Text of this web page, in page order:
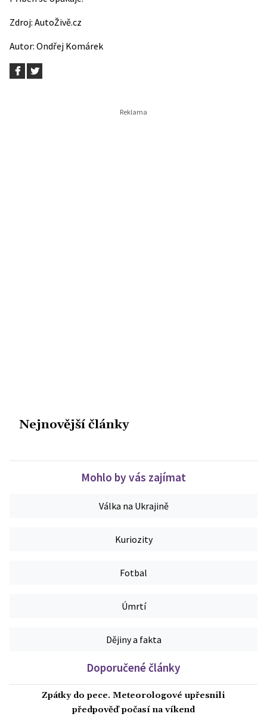
Zdroj: AutoŽivě.cz
Autor: Ondřej Komárek
Nejnovější články
Mohlo by vás zajímat
Válka na Ukrajině
Kuriozity
Fotbal
Úmrtí
Dějiny a fakta
Doporučené články
Zpátky do pece. Meteorologové upřesnili
předpověď počasí na víkend